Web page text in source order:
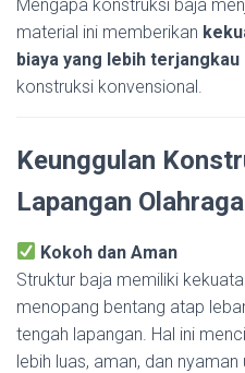
Mengapa konstruksi baja
material ini memberikan
biaya yang lebih terjangkau
konstruksi konvensional.
Keunggulan
Lapangan Olahraga
Kokoh dan Aman
Struktur baja memiliki
menopang bentang atap
tengah lapangan. Hal ini
lebih luas, aman, dan